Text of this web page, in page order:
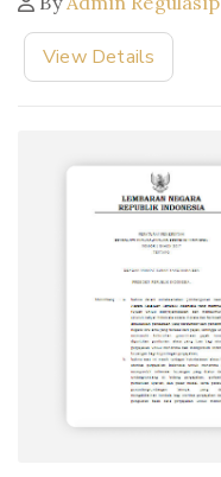
View Details